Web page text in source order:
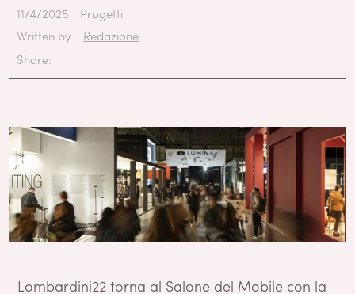
11/4/2025
Progetti
Written by
Redazione
Share:
Lombardini22 torna al Salone del Mobile con la